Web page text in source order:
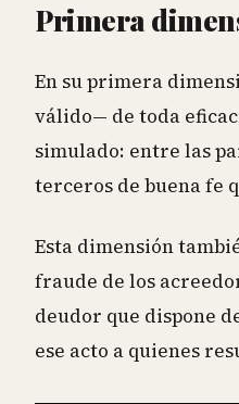
Primera
En su primera
válido— de toda
simulado: entre las
terceros de buena fe
Esta dimensión
fraude de los
deudor que dispone
ese acto a quienes